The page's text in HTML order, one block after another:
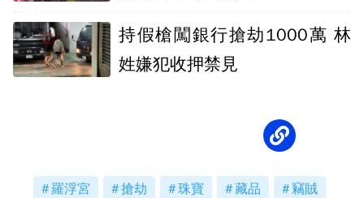
持假槍闖銀行搶劫1000萬 林
姓嫌犯收押禁見
羅浮宮 搶劫 珠寶 藏品 竊賊